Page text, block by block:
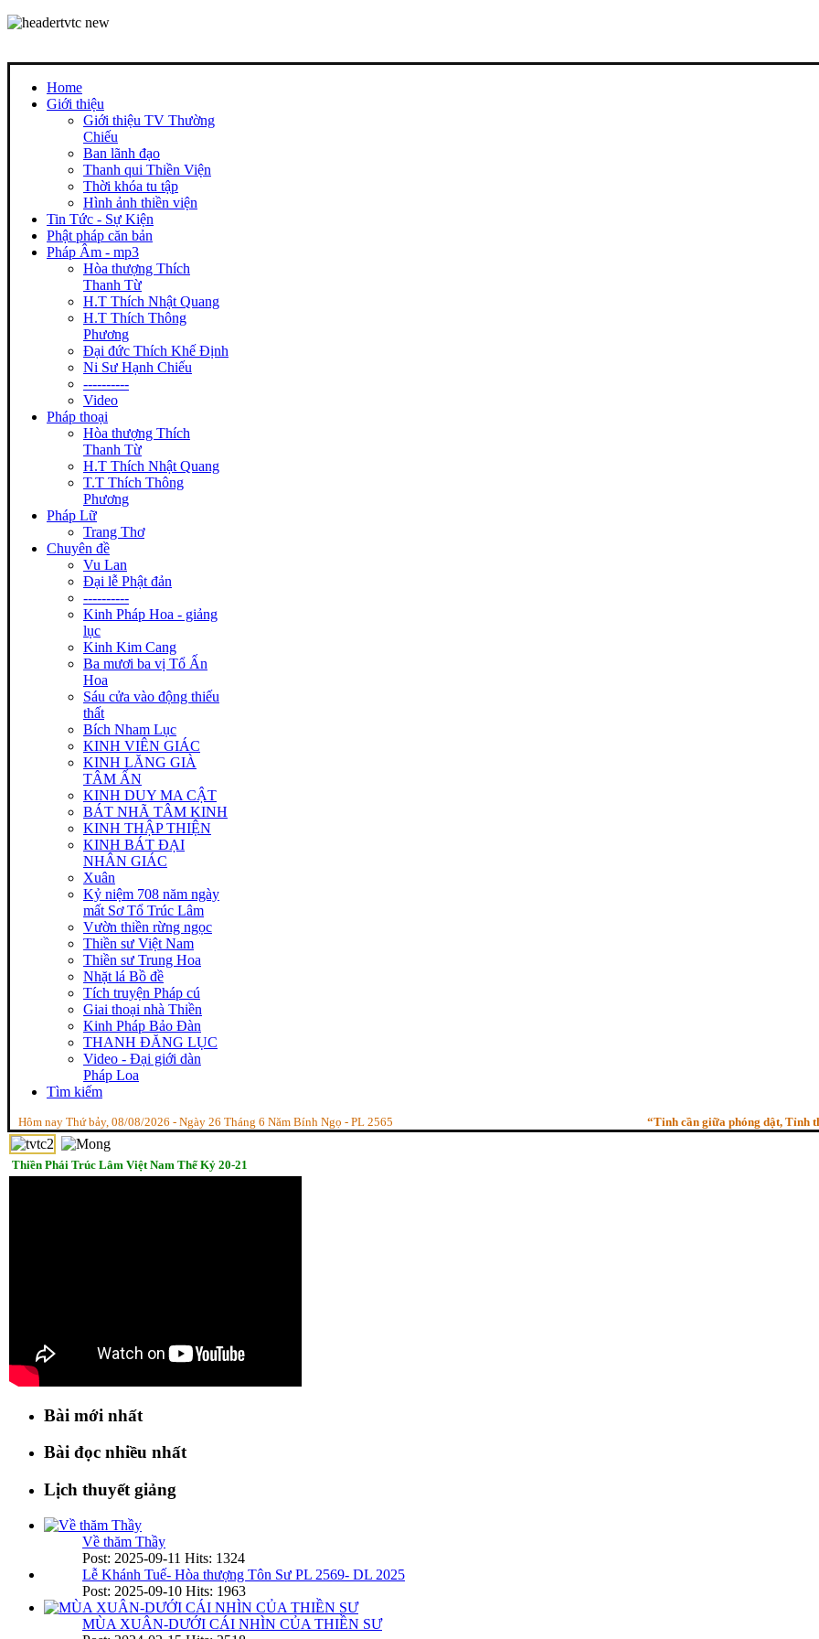
Home
Giới thiệu
Giới thiệu TV Thường
Chiếu
Ban lãnh đạo
Thanh qui Thiền Viện
Thời khóa tu tập
Hình ảnh thiền viện
Tin Tức - Sự Kiện
Phật pháp căn bản
Pháp Âm - mp3
Hòa thượng Thích
Thanh Từ
H.T Thích Nhật Quang
H.T Thích Thông
Phương
Đại đức Thích Khế Định
Ni Sư Hạnh Chiếu
----------
Video
Pháp thoại
Hòa thượng Thích
Thanh Từ
H.T Thích Nhật Quang
T.T Thích Thông
Phương
Pháp Lữ
Trang Thơ
Chuyên đề
Vu Lan
Đại lễ Phật đản
----------
Kinh Pháp Hoa - giảng
lục
Kinh Kim Cang
Ba mươi ba vị Tổ Ấn
Hoa
Sáu cửa vào động thiếu
thất
Bích Nham Lục
KINH VIÊN GIÁC
KINH LĂNG GIÀ
TÂM ẤN
KINH DUY MA CẬT
BÁT NHÃ TÂM KINH
KINH THẬP THIỆN
KINH BÁT ĐẠI
NHÂN GIÁC
Xuân
Kỷ niệm 708 năm ngày
mất Sơ Tổ Trúc Lâm
Vườn thiền rừng ngọc
Thiền sư Việt Nam
Thiền sư Trung Hoa
Nhặt lá Bồ đề
Tích truyện Pháp cú
Giai thoại nhà Thiền
Kinh Pháp Bảo Đàn
THANH ĐĂNG LỤC
Video - Đại giới dàn
Pháp Loa
Tìm kiếm
Hôm nay Thứ bảy, 08/08/2026 - Ngày 26 Tháng 6 Năm Bính Ngọ - PL 2565 “Tinh cần giữa phóng dật, Tỉnh thức
Thiền Phái Trúc Lâm Việt Nam Thế Kỷ 20-21
Bài mới nhất
Bài đọc nhiều nhất
Lịch thuyết giảng
Về thăm Thầy
Post: 2025-09-11 Hits: 1324
Lễ Khánh Tuế- Hòa thượng Tôn Sư PL 2569- DL 2025
Post: 2025-09-10 Hits: 1963
MÙA XUÂN-DƯỚI CÁI NHÌN CỦA THIỀN SƯ